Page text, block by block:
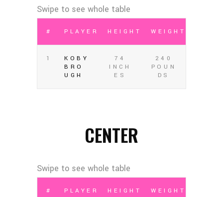
# PLAYER HEIGHT WEIGHT
1
KOBY
BRO
UGH
74
INCH
ES
240
POUN
DS
CENTER
# PLAYER HEIGHT WEIGHT